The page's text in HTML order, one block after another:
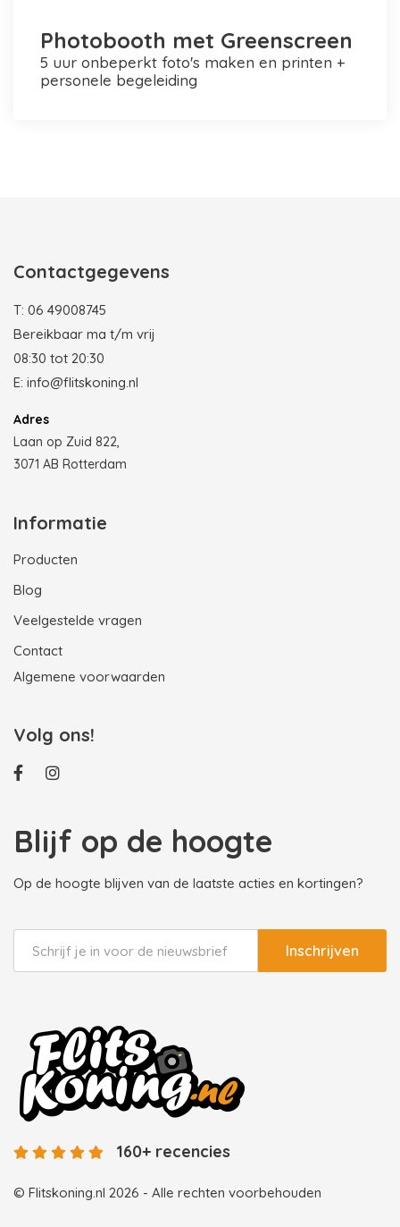
Photobooth met Greenscreen
5 uur onbeperkt foto's maken en printen +
personele begeleiding
Contactgegevens
T: 06 49008745
Bereikbaar ma t/m vrij
08:30 tot 20:30
E: info@flitskoning.nl
Adres
Laan op Zuid 822,
3071 AB Rotterdam
Informatie
Producten
Blog
Veelgestelde vragen
Contact
Algemene voorwaarden
Volg ons!
Blijf op de hoogte
Op de hoogte blijven van de laatste acties en kortingen?
Inschrijven
© Flitskoning.nl 2026 - Alle rechten voorbehouden
160+ recencies